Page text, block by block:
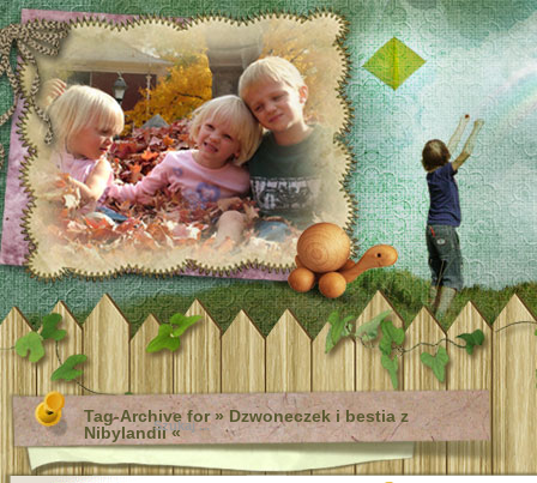
Tag-Archive for » Dzwoneczek i bestia z
Nibylandii «